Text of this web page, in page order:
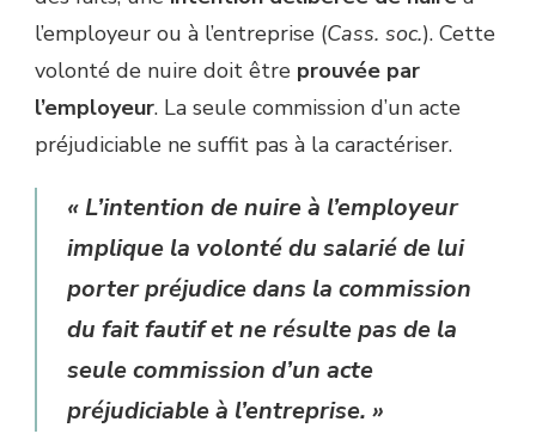
l’employeur ou à l’entreprise (Cass. soc.). Cette
volonté de nuire doit être prouvée par
l’employeur. La seule commission d’un acte
préjudiciable ne suffit pas à la caractériser.
« L’intention de nuire à l’employeur
implique la volonté du salarié de lui
porter préjudice dans la commission
du fait fautif et ne résulte pas de la
seule commission d’un acte
préjudiciable à l’entreprise. »